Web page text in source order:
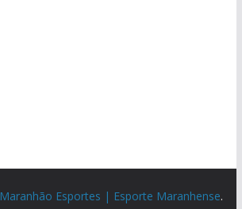
Maranhão Esportes | Esporte Maranhense.